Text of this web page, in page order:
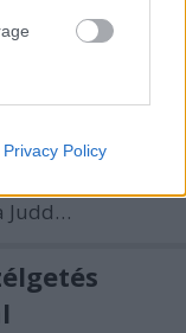
other
Privacy Policy
az amerikai
is ismertté
nézők. Ugyanez
Judd…